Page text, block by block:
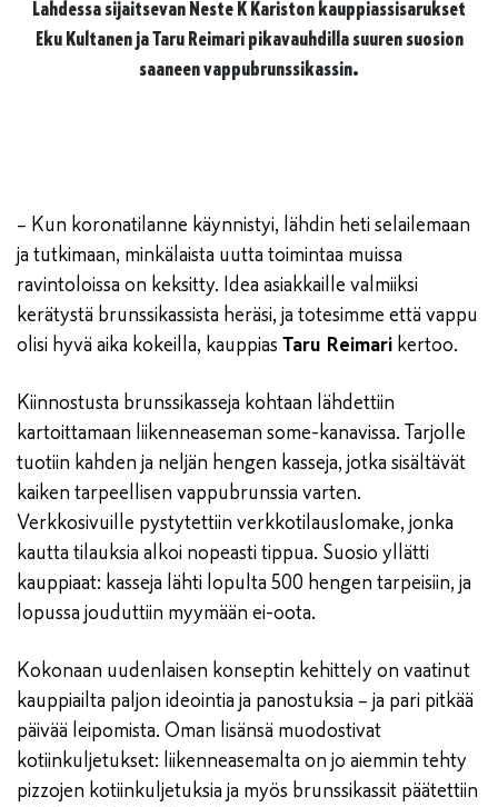
Lahdessa sijaitsevan Neste K Kariston kauppiassisarukset
Eku Kultanen ja Taru Reimari pikavauhdilla suuren suosion
saaneen vappubrunssikassin.
– Kun koronatilanne käynnistyi, lähdin heti selailemaan
ja tutkimaan, minkälaista uutta toimintaa muissa
ravintoloissa on keksitty. Idea asiakkaille valmiiksi
kerätystä brunssikassista heräsi, ja totesimme että vappu
olisi hyvä aika kokeilla, kauppias Taru Reimari kertoo.
Kiinnostusta brunssikasseja kohtaan lähdettiin
kartoittamaan liikenneaseman some-kanavissa. Tarjolle
tuotiin kahden ja neljän hengen kasseja, jotka sisältävät
kaiken tarpeellisen vappubrunssia varten.
Verkkosivuille pystytettiin verkkotilauslomake, jonka
kautta tilauksia alkoi nopeasti tippua. Suosio yllätti
kauppiaat: kasseja lähti lopulta 500 hengen tarpeisiin, ja
lopussa jouduttiin myymään ei-oota.
Kokonaan uudenlaisen konseptin kehittely on vaatinut
kauppiailta paljon ideointia ja panostuksia – ja pari pitkää
päivää leipomista. Oman lisänsä muodostivat
kotiinkuljetukset: liikenneasemalta on jo aiemmin tehty
pizzojen kotiinkuljetuksia ja myös brunssikassit päätettiin